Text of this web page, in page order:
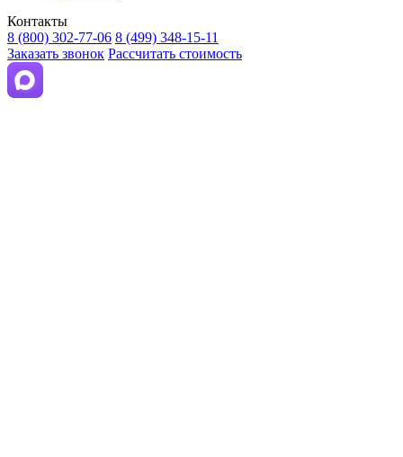
Контакты
8 (800) 302-77-06 8 (499) 348-15-11
Заказать звонок Рассчитать стоимость